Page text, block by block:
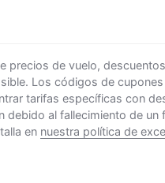
precios de vuelo,
Los códigos de
tarifas específicas con
al fallecimiento de un
en nuestra política de